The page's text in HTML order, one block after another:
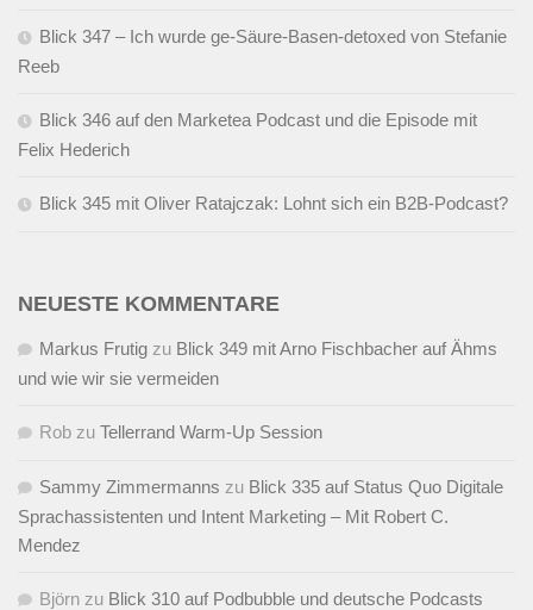
Blick 347 – Ich wurde ge-Säure-Basen-detoxed von Stefanie
Reeb
Blick 346 auf den Marketea Podcast und die Episode mit
Felix Hederich
Blick 345 mit Oliver Ratajczak: Lohnt sich ein B2B-Podcast?
NEUESTE KOMMENTARE
Markus Frutig zu Blick 349 mit Arno Fischbacher auf Ähms
und wie wir sie vermeiden
Rob zu Tellerrand Warm-Up Session
Sammy Zimmermanns zu Blick 335 auf Status Quo Digitale
Sprachassistenten und Intent Marketing – Mit Robert C.
Mendez
Björn zu Blick 310 auf Podbubble und deutsche Podcasts